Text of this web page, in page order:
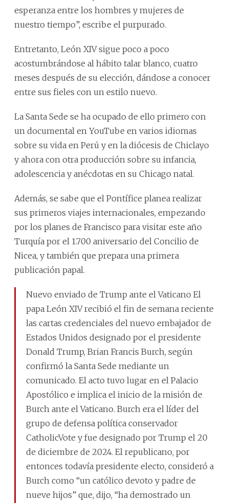
esperanza entre los hombres y mujeres de
nuestro tiempo”, escribe el purpurado.
Entretanto, León XIV sigue poco a poco
acostumbrándose al hábito talar blanco, cuatro
meses después de su elección, dándose a conocer
entre sus fieles con un estilo nuevo.
La Santa Sede se ha ocupado de ello primero con
un documental en YouTube en varios idiomas
sobre su vida en Perú y en la diócesis de Chiclayo
y ahora con otra producción sobre su infancia,
adolescencia y anécdotas en su Chicago natal.
Además, se sabe que el Pontífice planea realizar
sus primeros viajes internacionales, empezando
por los planes de Francisco para visitar este año
Turquía por el 1.700 aniversario del Concilio de
Nicea, y también que prepara una primera
publicación papal.
Nuevo enviado de Trump ante el Vaticano El
papa León XIV recibió el fin de semana reciente
las cartas credenciales del nuevo embajador de
Estados Unidos designado por el presidente
Donald Trump, Brian Francis Burch, según
confirmó la Santa Sede mediante un
comunicado. El acto tuvo lugar en el Palacio
Apostólico e implica el inicio de la misión de
Burch ante el Vaticano. Burch era el líder del
grupo de defensa política conservador
CatholicVote y fue designado por Trump el 20
de diciembre de 2024. El republicano, por
entonces todavía presidente electo, consideró a
Burch como “un católico devoto y padre de
nueve hijos” que, dijo, “ha demostrado un